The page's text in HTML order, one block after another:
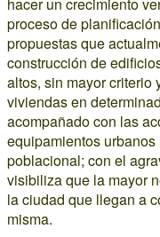
hacer un crecimiento
proceso de
propuestas que
construcción de
altos, sin mayor criterio
viviendas en
acompañado con las
equipamientos
poblacional; con el
visibiliza que la mayor
la ciudad que llegan a
misma.